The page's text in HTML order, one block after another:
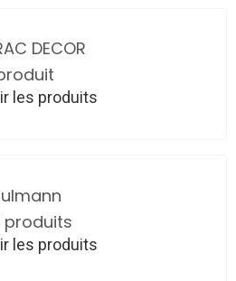
DECOR
les produits
produits
les produits